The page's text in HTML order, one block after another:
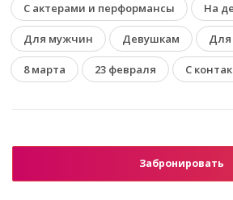
С актерами и перформансы На
Для мужчин Девушкам Для
8 марта 23 февраля С
Забронировать